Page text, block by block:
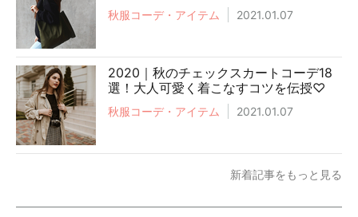
秋服コーデ・アイテム 2021.01.07
2020｜秋のチェックスカートコーデ18
選！大人可愛く着こなすコツを伝授♡
秋服コーデ・アイテム 2021.01.07
新着記事をもっと見る